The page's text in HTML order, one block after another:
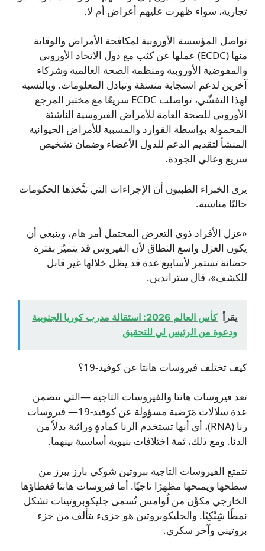
تجارية، سواء ظهرت عليهم أعراض أم لا.
تواصل المؤسسة الأوروبية لمكافحة الأمراض والوقاية
منها (ECDC) عملها عن كثب مع دول الاتحاد الأوروبي
والمفوضية الأوروبية ومنظمة الصحة العالمية وشركاء
آخرين لدعم استجابة منسقة وتبادل المعلومات. وبالنسبة
لهذا التفشّي، تواصلت ECDC سريعًا مع مختبر المرجع
الأوروبي للصحة العامة للأمراض الفيروسية الناشئة
المحمولة بواسطة القوارد والمسببة للأمراض الحيوانية
المنشأ لتقديم الدعم للدول الأعضاء وضمان تشخيص
سريع وعالي الجودة.
يرى الخبراء الطبيون أن الإجراءات التي تتَّخذها الحكومات
حاليًا مناسبة.
«عزل الأفراد ذوي التعرض المحتمل أمر هام، وينبغي أن
يكون العزل واسع النطاق لأن الفيروس قد يتميّز بفترة
حضانة تستمر لأسابيع عدة قد يظل خلالها غير قابل
للكشف»، قال ستراندين.
يقرأ
كأس العالم 2026: استقالة مدرب كوريا الجنوبية
ودعوة من الرئيس لي للتحقيق
كيف تختلف فيروسات هانتا عن كوفيد‑19؟
تعد فيروسات هانتا والفيروسات التاجية —التي تتضمن
عدة سلالات مَرَضية مسؤولة عن كوفيد‑19— فيروسات
رنا (RNA)، أي أنها تستخدم الرنا كمادةٍ وراثية بدلاً من
الدنا. ومع ذلك، ثمة اختلافات بنيوية أساسية بينهما.
تتمتع الفيروسات التاجية ببروتين شوكي بارز يبرز من
سطحها ويمنحها مظهرًا تاجيًا. أما فيروسات هانتا فغطاؤها
الخارجي مكوَّن من لُوامس تُسمى جليكوبروتينات تشكل
نمطًا شِبْكِيًا. والجليكوبروتين هو جزيء يتألف من جزء
بروتيني وآخر سكري.